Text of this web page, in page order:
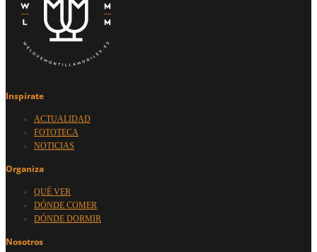
Inspírate
ACTUALIDAD
FOTOTECA
NOTICIAS
Organiza
QUÉ VER
DÓNDE COMER
DÓNDE DORMIR
Nosotros